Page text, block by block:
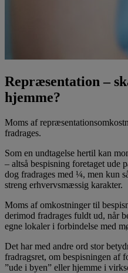
Repræsentation –
hjemme?
Moms af
fradrages.
Som en undtagelse hertil kan
– altså bespisning foretaget ude
dog fradrages med ¼, men kun
streng erhvervsmæssig karakter.
Moms af omkostninger til
derimod fradrages fuldt ud, når
egne lokaler i forbindelse med
Det har med andre ord stor
fradragsret, om bespisningen af
”ude i byen” eller hjemme i